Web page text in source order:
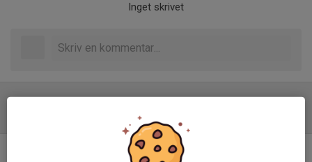
Inget skrivet
Pojkar 2009-2010(16-17 år)